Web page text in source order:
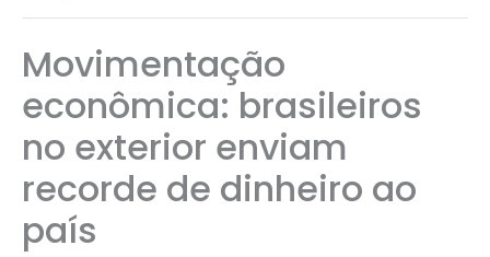
Movimentação
econômica: brasileiros
no exterior enviam
recorde de dinheiro ao
país